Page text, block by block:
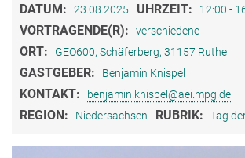
DATUM: 23.08.2025 UHRZEIT: 12:00 -
VORTRAGENDE(R): verschiedene
ORT: GEO600, Schäferberg, 31157 Ruthe
GASTGEBER: Benjamin Knispel
KONTAKT: benjamin.knispel@aei.mpg.de
REGION: Niedersachsen RUBRIK: Tag